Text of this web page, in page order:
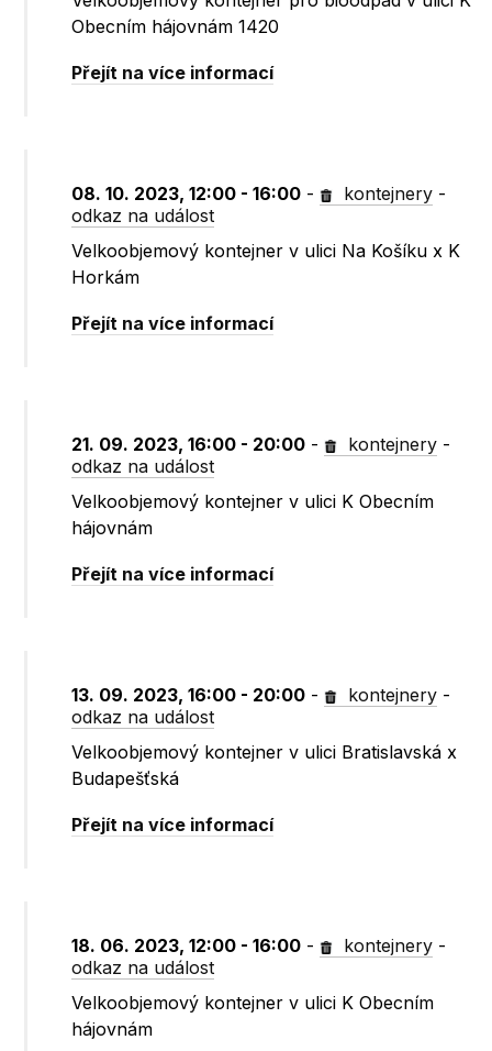
Obecním hájovnám 1420
Přejít na více informací
08. 10. 2023, 12:00 - 16:00 - kontejnery -
odkaz na událost
Velkoobjemový kontejner v ulici Na Košíku x K
Horkám
Přejít na více informací
21. 09. 2023, 16:00 - 20:00 - kontejnery -
odkaz na událost
Velkoobjemový kontejner v ulici K Obecním
hájovnám
Přejít na více informací
13. 09. 2023, 16:00 - 20:00 - kontejnery -
odkaz na událost
Velkoobjemový kontejner v ulici Bratislavská x
Budapešťská
Přejít na více informací
18. 06. 2023, 12:00 - 16:00 - kontejnery -
odkaz na událost
Velkoobjemový kontejner v ulici K Obecním
hájovnám